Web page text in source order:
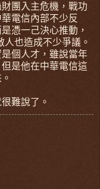
團入主危機，戰功
電信內部不少反
憑一己決心推動，
也造成不少爭議。
個人才，雖說當年
是他在中華電信這
難說了。